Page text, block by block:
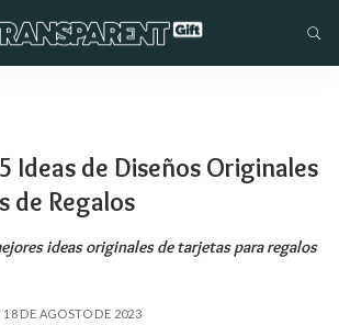
Ideas de Diseños Originales
de Regalos
ideas originales de tarjetas para regalos
18 DE AGOSTO DE 2023